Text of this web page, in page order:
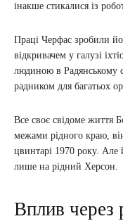
інакше стикалися із
Праці Черфас зробили
відкривачем у галузі
людиною в Радянському
радником для багатьох
Все своє свідоме життя
межами рідного краю,
цвинтарі 1970 року.
лише на рідний Херсон.
Вплив через